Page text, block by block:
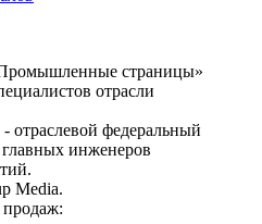
страницы»
отрасли
федеральный
инженеров
Media.
продаж: